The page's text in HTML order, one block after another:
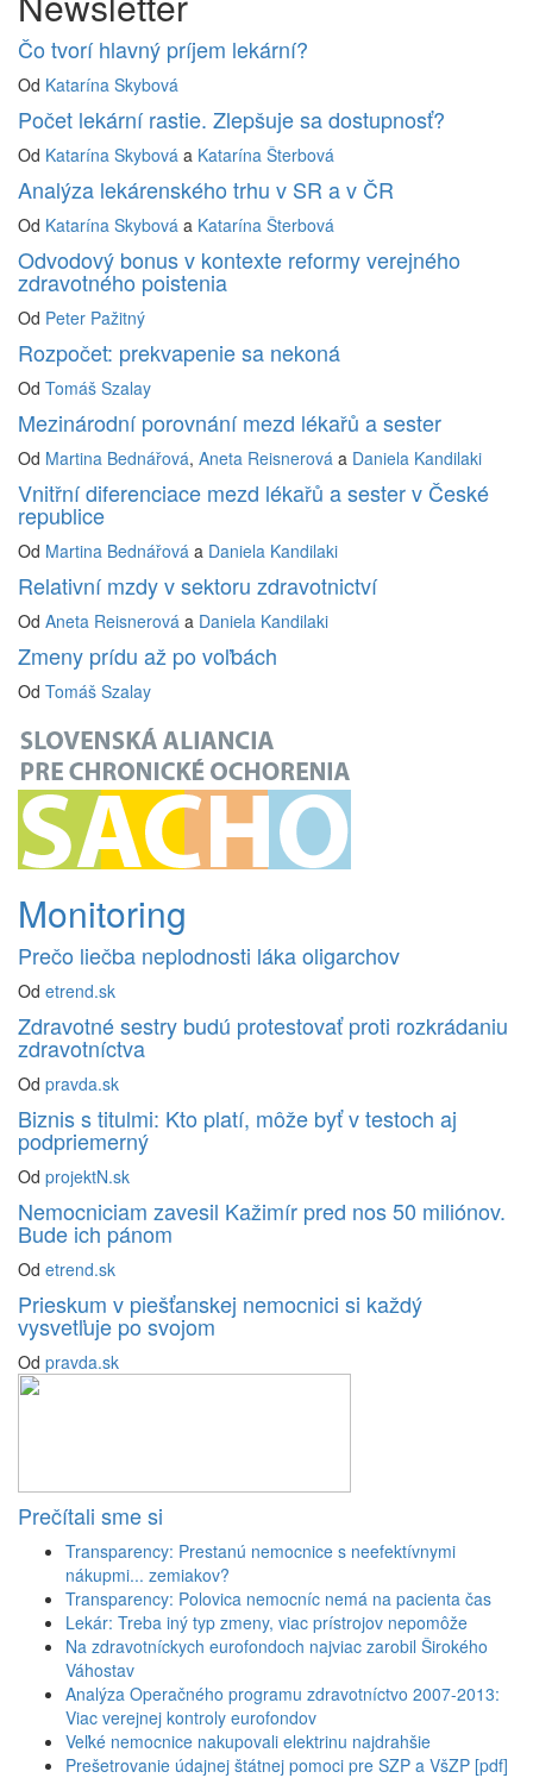
Čo tvorí hlavný príjem lekární?
Od Katarína Skybová
Počet lekární rastie. Zlepšuje sa dostupnosť?
Od Katarína Skybová a Katarína Šterbová
Analýza lekárenského trhu v SR a v ČR
Od Katarína Skybová a Katarína Šterbová
Odvodový bonus v kontexte reformy verejného
zdravotného poistenia
Od Peter Pažitný
Rozpočet: prekvapenie sa nekoná
Od Tomáš Szalay
Mezinárodní porovnání mezd lékařů a sester
Od Martina Bednářová, Aneta Reisnerová a Daniela Kandilaki
Vnitřní diferenciace mezd lékařů a sester v České
republice
Od Martina Bednářová a Daniela Kandilaki
Relativní mzdy v sektoru zdravotnictví
Od Aneta Reisnerová a Daniela Kandilaki
Zmeny prídu až po voľbách
Od Tomáš Szalay
Monitoring
Prečo liečba neplodnosti láka oligarchov
Od etrend.sk
Zdravotné sestry budú protestovať proti rozkrádaniu
zdravotníctva
Od pravda.sk
Biznis s titulmi: Kto platí, môže byť v testoch aj
podpriemerný
Od projektN.sk
Nemocniciam zavesil Kažimír pred nos 50 miliónov.
Bude ich pánom
Od etrend.sk
Prieskum v piešťanskej nemocnici si každý
vysvetľuje po svojom
Od pravda.sk
Prečítali sme si
Transparency: Prestanú nemocnice s neefektívnymi
nákupmi... zemiakov?
Transparency: Polovica nemocníc nemá na pacienta čas
Lekár: Treba iný typ zmeny, viac prístrojov nepomôže
Na zdravotníckych eurofondoch najviac zarobil Širokého
Váhostav
Analýza Operačného programu zdravotníctvo 2007-2013:
Viac verejnej kontroly eurofondov
Veľké nemocnice nakupovali elektrinu najdrahšie
Prešetrovanie údajnej štátnej pomoci pre SZP a VšZP [pdf]